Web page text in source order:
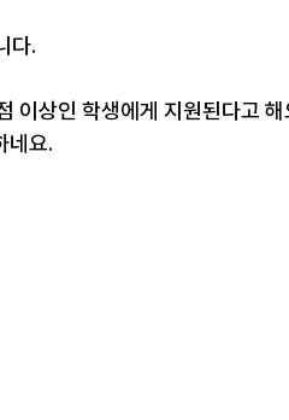
다.
이상인 학생에게 지원된다고 해
네요.